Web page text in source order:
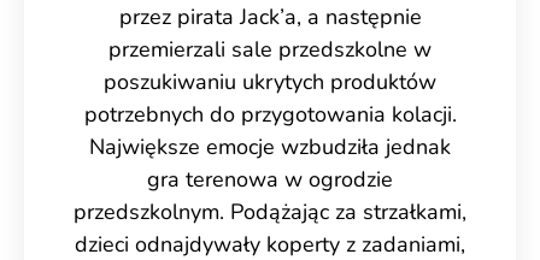
przez pirata Jack’a, a następnie
przemierzali sale przedszkolne w
poszukiwaniu ukrytych produktów
potrzebnych do przygotowania kolacji.
Największe emocje wzbudziła jednak
gra terenowa w ogrodzie
przedszkolnym. Podążając za strzałkami,
dzieci odnajdywały koperty z zadaniami,